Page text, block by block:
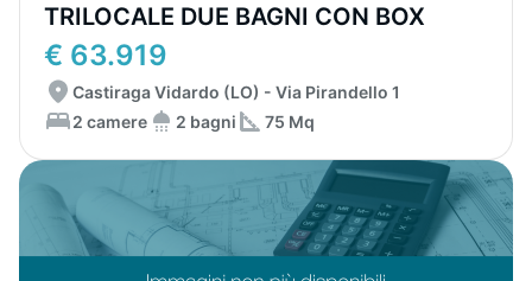
TRILOCALE DUE BAGNI CON BOX
€ 63.919
Castiraga Vidardo (LO) - Via Pirandello 1
2 camere
2 bagni 75 Mq